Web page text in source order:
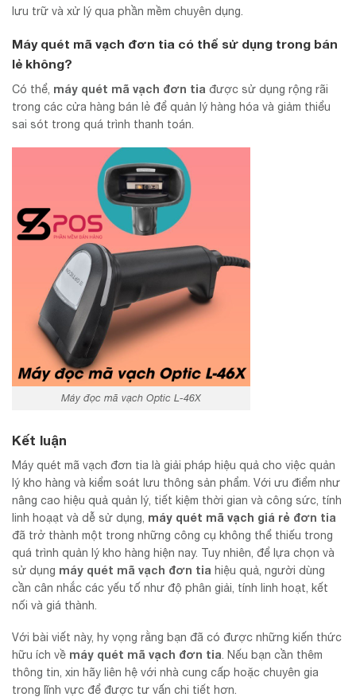
lưu trữ và xử lý qua phần mềm chuyên dụng.
Máy quét mã vạch đơn tia có thể sử dụng trong bán
lẻ không?
Có thể, máy quét mã vạch đơn tia được sử dụng rộng rãi
trong các cửa hàng bán lẻ để quản lý hàng hóa và giảm thiểu
sai sót trong quá trình thanh toán.
Máy đọc mã vạch Optic L-46X
Kết luận
Máy quét mã vạch đơn tia là giải pháp hiệu quả cho việc quản
lý kho hàng và kiểm soát lưu thông sản phẩm. Với ưu điểm như
nâng cao hiệu quả quản lý, tiết kiệm thời gian và công sức, tính
linh hoạạt và dễ sử dụng, máy quét mã vạch giá rẻ đơn tia
đã trở thành một trong những công cụ không thể thiếu trong
quá trình quản lý kho hàng hiện nay. Tuy nhiên, để lựa chọn và
sử dụng máy quét mã vạch đơn tia hiệu quả, người dùng
cần cân nhắc các yếu tố như độ phân giải, tính linh hoạt, kết
nối và giá thành.
Với bài viết này, hy vọng rằng bạn đã có được những kiến thức
hữu ích về máy quét mã vạch đơn tia . Nếu bạn cần thêm
thông tin, xin hãy liên hệ với nhà cung cấp hoặc chuyên gia
trong lĩnh vực để được tư vấn chi tiết hơn.